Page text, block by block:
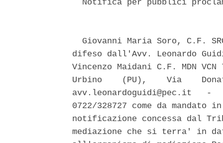
Notifica per pubblici
Giovanni Maria Soro, C.F.
difeso dall'Avv. Leonardo
Vincenzo Maidani C.F. MDN
Urbino    (PU),    Via
avv.leonardoguidi@pec.it   -
0722/328727 come da
notificazione concessa dal
mediazione che si terra' in